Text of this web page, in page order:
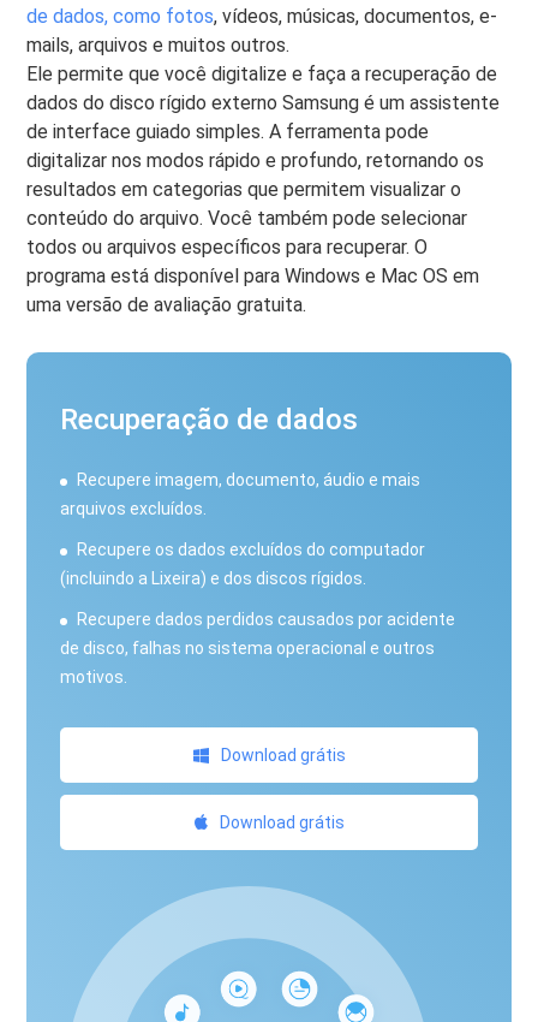
de dados, como fotos, vídeos, músicas, documentos, e-
mails, arquivos e muitos outros.
Ele permite que você digitalize e faça a recuperação de
dados do disco rígido externo Samsung é um assistente
de interface guiado simples. A ferramenta pode
digitalizar nos modos rápido e profundo, retornando os
resultados em categorias que permitem visualizar o
conteúdo do arquivo. Você também pode selecionar
todos ou arquivos específicos para recuperar. O
programa está disponível para Windows e Mac OS em
uma versão de avaliação gratuita.
Recuperação de dados
Recupere imagem, documento, áudio e mais
arquivos excluídos.
Recupere os dados excluídos do computador
(incluindo a Lixeira) e dos discos rígidos.
Recupere dados perdidos causados ​​por acidente
de disco, falhas no sistema operacional e outros
motivos.
Download grátis
Download grátis